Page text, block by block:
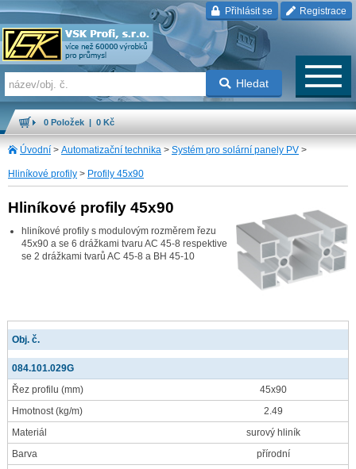
Přihlásit se Registrace
Hledat
0 Položek | 0 Kč
Úvodní > Automatizační technika > Systém pro solární panely PV >
Hliníkové profily > Profily 45x90
Hliníkové profily 45x90
hliníkové profily s modulovým rozměrem řezu
45x90 a se 6 drážkami tvaru AC 45-8 respektive
se 2 drážkami tvarů AC 45-8 a BH 45-10
Obj. č.
084.101.029G
Řez profilu (mm)
45x90
Hmotnost(kg/m)
2.49
Materiál
surový hliník
Barva
přírodní